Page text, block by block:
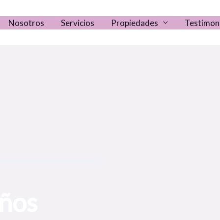
Nosotros Servicios Propiedades